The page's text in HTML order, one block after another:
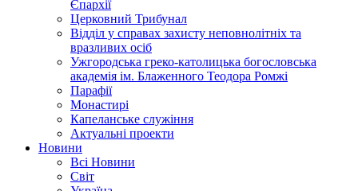
Єпархії
Церковний Трибунал
Відділ у справах захисту неповнолітніх та
вразливих осіб
Ужгородська греко-католицька богословська
академія ім. Блаженного Теодора Ромжі
Парафії
Монастирі
Капеланське служіння
Актуальні проекти
Новини
Всі Новини
Світ